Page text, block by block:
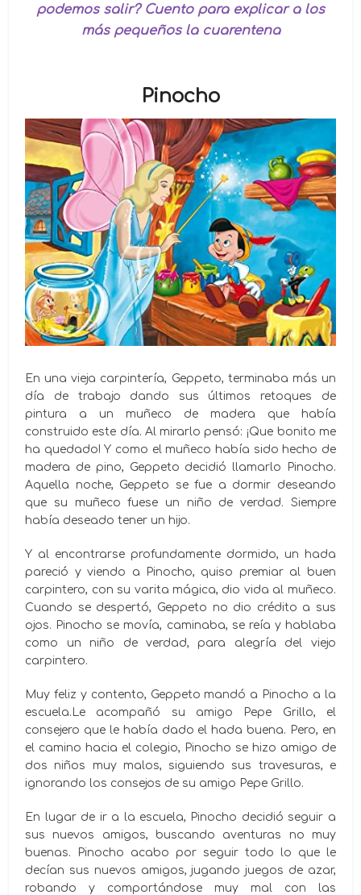
podemos salir? Cuento para explicar a los
más pequeños la cuarentena
Pinocho
En una vieja carpintería, Geppeto, terminaba más un
día de trabajo dando sus últimos retoques de
pintura a un muñeco de madera que había
construido este día. Al mirarlo pensó: ¡Que bonito me
ha quedado! Y como el muñeco había sido hecho de
madera de pino, Geppeto decidió llamarlo Pinocho.
Aquella noche, Geppeto se fue a dormir deseando
que su muñeco fuese un niño de verdad. Siempre
había deseado tener un hijo.
Y al encontrarse profundamente dormido, un hada
pareció y viendo a Pinocho, quiso premiar al buen
carpintero, con su varita mágica, dio vida al muñeco.
Cuando se despertó, Geppeto no dio crédito a sus
ojos. Pinocho se movía, caminaba, se reía y hablaba
como un niño de verdad, para alegría del viejo
carpintero.
Muy feliz y contento, Geppeto mandó a Pinocho a la
escuela.Le acompañó su amigo Pepe Grillo, el
consejero que le había dado el hada buena. Pero, en
el camino hacia el colegio, Pinocho se hizo amigo de
dos niños muy malos, siguiendo sus travesuras, e
ignorando los consejos de su amigo Pepe Grillo.
En lugar de ir a la escuela, Pinocho decidió seguir a
sus nuevos amigos, buscando aventuras no muy
buenas. Pinocho acabo por seguir todo lo que le
decían sus nuevos amigos, jugando juegos de azar,
robando y comportándose muy mal con las